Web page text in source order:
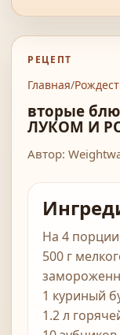
РЕЦЕПТ
Главная/
вторые
ЛУКОМ И
Автор:
На 4
500 г
1 куриный
1.2 л